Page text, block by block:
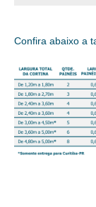
Confira abaixo a